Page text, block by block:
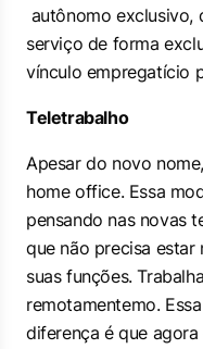
autônomo exclusivo,
serviço de forma
vínculo empregatício
Teletrabalho
Apesar do novo
home office. Essa
pensando nas novas
que não precisa estar
suas funções.
remotamentemo.
diferença é que